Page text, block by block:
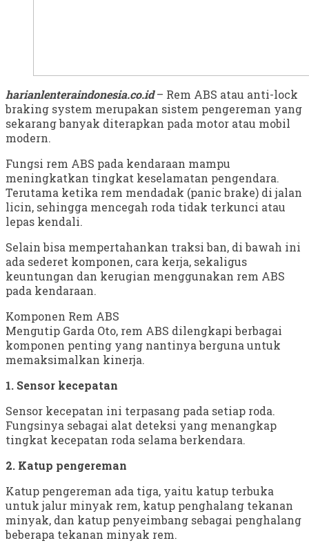
harianlenteraindonesia.co.id– Rem ABS atau anti-lock
braking system merupakan sistem pengereman yang
sekarang banyak diterapkan pada motor atau mobil
modern.
Fungsi rem ABS pada kendaraan mampu
meningkatkan tingkat keselamatan pengendara.
Terutama ketika rem mendadak (panic brake) di jalan
licin, sehingga mencegah roda tidak terkunci atau
lepas kendali.
Selain bisa mempertahankan traksi ban, di bawah ini
ada sederet komponen, cara kerja, sekaligus
keuntungan dan kerugian menggunakan rem ABS
pada kendaraan.
Komponen Rem ABS
Mengutip Garda Oto, rem ABS dilengkapi berbagai
komponen penting yang nantinya berguna untuk
memaksimalkan kinerja.
1. Sensor kecepatan
Sensor kecepatan ini terpasang pada setiap roda.
Fungsinya sebagai alat deteksi yang menangkap
tingkat kecepatan roda selama berkendara.
2. Katup pengereman
Katup pengereman ada tiga, yaitu katup terbuka
untuk jalur minyak rem, katup penghalang tekanan
minyak, dan katup penyeimbang sebagai penghalang
beberapa tekanan minyak rem.